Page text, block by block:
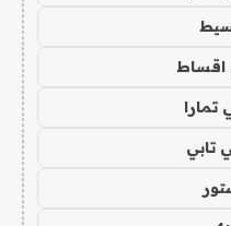
اقساط
تابي